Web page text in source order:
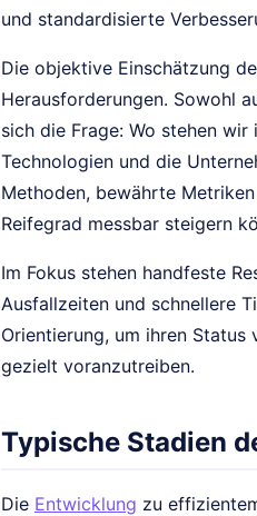
und standardisierte
Die objektive Einschätzung
Herausforderungen. Sowohl
sich die Frage: Wo stehen
Technologien und die
Methoden, bewährte
Reifegrad messbar steigern
Im Fokus stehen handfeste
Ausfallzeiten und schnellere
Orientierung, um ihren
gezielt voranzutreiben.
Typische Stadien
Die Entwicklung zu